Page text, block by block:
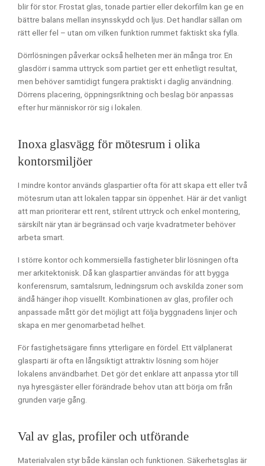
blir för stor. Frostat glas, tonade partier eller dekorfilm kan ge en
bättre balans mellan insynsskydd och ljus. Det handlar sällan om
rätt eller fel – utan om vilken funktion rummet faktiskt ska fylla.
Dörrlösningen påverkar också helheten mer än många tror. En
glasdörr i samma uttryck som partiet ger ett enhetligt resultat,
men behöver samtidigt fungera praktiskt i daglig användning.
Dörrens placering, öppningsriktning och beslag bör anpassas
efter hur människor rör sig i lokalen.
Inoxa glasvägg för mötesrum i olika
kontorsmiljöer
I mindre kontor används glaspartier ofta för att skapa ett eller två
mötesrum utan att lokalen tappar sin öppenhet. Här är det vanligt
att man prioriterar ett rent, stilrent uttryck och enkel montering,
särskilt när ytan är begränsad och varje kvadratmeter behöver
arbeta smart.
I större kontor och kommersiella fastigheter blir lösningen ofta
mer arkitektonisk. Då kan glaspartier användas för att bygga
konferensrum, samtalsrum, ledningsrum och avskilda zoner som
ändå hänger ihop visuellt. Kombinationen av glas, profiler och
anpassade mått gör det möjligt att följa byggnadens linjer och
skapa en mer genomarbetad helhet.
För fastighetsägare finns ytterligare en fördel. Ett välplanerat
glasparti är ofta en långsiktigt attraktiv lösning som höjer
lokalens användbarhet. Det gör det enklare att anpassa ytor till
nya hyresgäster eller förändrade behov utan att börja om från
grunden varje gång.
Val av glas, profiler och utförande
Materialvalen styr både känslan och funktionen. Säkerhetsglas är